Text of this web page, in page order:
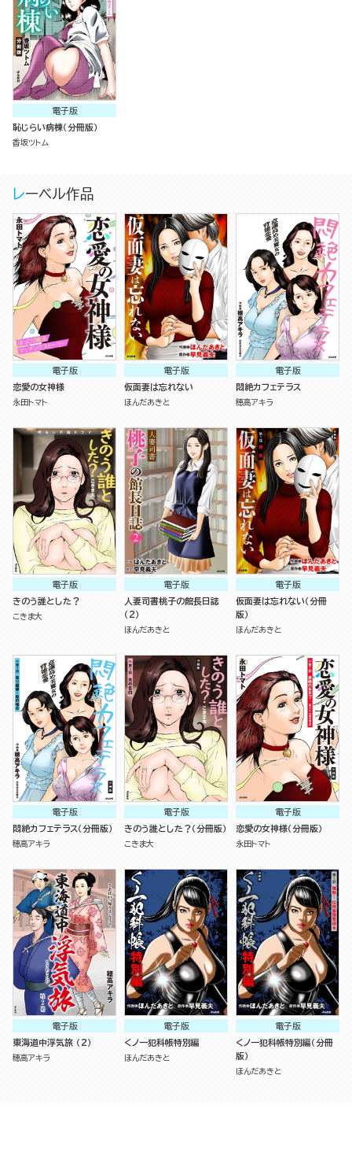
電子版
恥じらい病棟（分冊版）
香坂ツトム
レーベル作品
電子版
恋愛の女神様
永田トマト
電子版
仮面妻は忘れない
ほんだあきと
電子版
悶絶カフェテラス
穂高アキラ
電子版
きのう誰とした？
こきま大
電子版
人妻司書桃子の館長日誌
（2）
ほんだあきと
電子版
仮面妻は忘れない（分冊
版）
ほんだあきと
電子版
悶絶カフェテラス（分冊版）
穂高アキラ
電子版
きのう誰とした？（分冊版）
こきま大
電子版
恋愛の女神様（分冊版）
永田トマト
電子版
東海道中浮気旅 （2）
穂高アキラ
電子版
くノ一犯科帳特別編
ほんだあきと
電子版
くノ一犯科帳特別編（分冊
版）
ほんだあきと